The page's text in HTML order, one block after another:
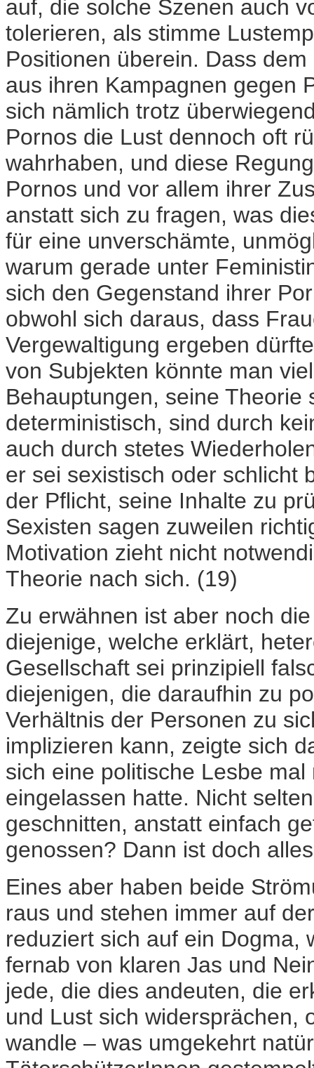
auf, die solche Szenen auch
tolerieren, als stimme
Positionen überein. Dass
aus ihren Kampagnen gegen
sich nämlich trotz
Pornos die Lust dennoch oft
wahrhaben, und diese
Pornos und vor allem ihrer
anstatt sich zu fragen, was
für eine unverschämte,
warum gerade unter
sich den Gegenstand ihrer
obwohl sich daraus, dass
Vergewaltigung ergeben
von Subjekten könnte man
Behauptungen, seine Theorie
deterministisch, sind durch
auch durch stetes
er sei sexistisch oder schlicht
der Pflicht, seine Inhalte zu
Sexisten sagen zuweilen
Motivation zieht nicht
Theorie nach sich. (19)
Zu erwähnen ist aber noch
diejenige, welche erklärt,
Gesellschaft sei prinzipiell
diejenigen, die daraufhin zu
Verhältnis der Personen zu
implizieren kann, zeigte sich
sich eine politische Lesbe
eingelassen hatte. Nicht
geschnitten, anstatt einfach
genossen? Dann ist doch
Eines aber haben beide
raus und stehen immer auf
reduziert sich auf ein Dogma,
fernab von klaren Jas und
jede, die dies andeuten, die
und Lust sich widersprächen,
wandle – was umgekehrt